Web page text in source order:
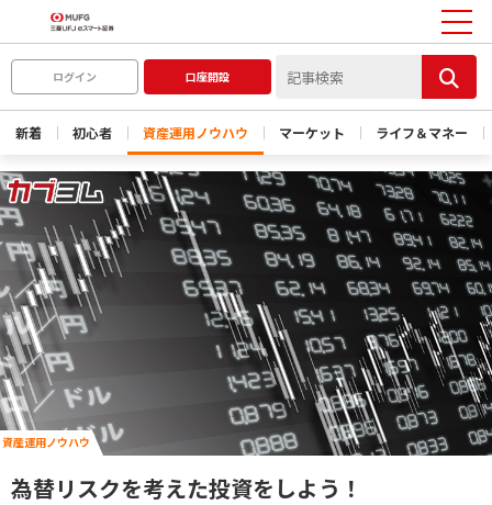
ログイン 口座開設
新着 初心者 資産運用ノウハウ マーケット ライフ＆マネー
資産運用ノウハウ
為替リスクを考えた投資をしよう！